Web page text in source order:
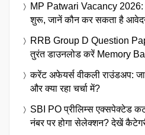
MP Patwari Vacancy 2026:
शुरू, जानें कौन कर सकता है
RRB Group D Question
तुरंत डाउनलोड करें Memory
करेंट अफेयर्स वीकली राउंडअप:
और क्या रहा चर्चा में?
SBI PO प्रीलिम्स एक्सपेक्टेड
नंबर पर होगा सेलेक्शन? देखें